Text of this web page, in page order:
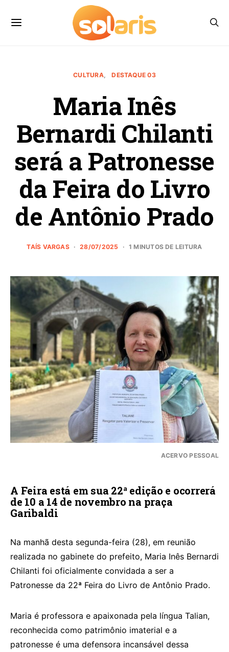
CULTURA DESTAQUE 03
Maria Inês
Bernardi Chilanti
será a Patronesse
da Feira do Livro
de Antônio Prado
TAÍS VARGAS 28/07/2025 1 MINUTOS DE LEITURA
ACERVO PESSOAL
A Feira está em sua 22ª edição e ocorrerá
de 10 a 14 de novembro na praça
Garibaldi
Na manhã desta segunda-feira (28), em reunião
realizada no gabinete do prefeito, Maria Inês Bernardi
Chilanti foi oficialmente convidada a ser a
Patronesse da 22ª Feira do Livro de Antônio Prado.
Maria é professora e apaixonada pela língua Talian,
reconhecida como patrimônio imaterial e a
patronesse é uma defensora incansável dessa